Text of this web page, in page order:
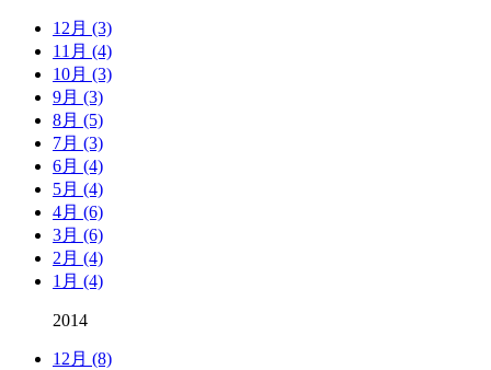
12月 (3)
11月 (4)
10月 (3)
9月 (3)
8月 (5)
7月 (3)
6月 (4)
5月 (4)
4月 (6)
3月 (6)
2月 (4)
1月 (4)
2014
12月 (8)